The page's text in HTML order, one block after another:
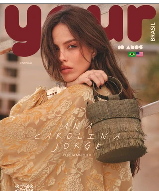
acaso. O turismo de bem-estar deixou de
um nicho e se tornou um dos segmentos
mais crescem no mundo.